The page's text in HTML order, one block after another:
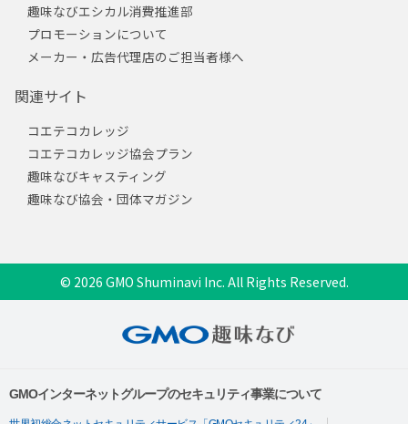
趣味なびエシカル消費推進部
プロモーションについて
メーカー・広告代理店のご担当者様へ
関連サイト
コエテコカレッジ
コエテコカレッジ協会プラン
趣味なびキャスティング
趣味なび協会・団体マガジン
© 2026 GMO Shuminavi Inc. All Rights Reserved.